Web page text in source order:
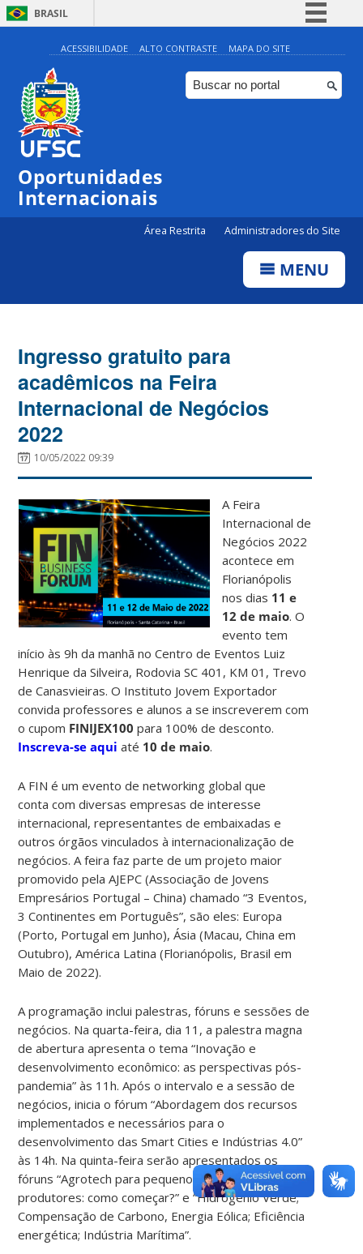
BRASIL
Simplifique!
Comunica BR
Participe
ACESSIBILIDADE ALTO CONTRASTE MAPA DO SITE
Oportunidades
Internacionais
Área Restrita Administradores do Site
MENU
Ingresso gratuito para
acadêmicos na Feira
Internacional de Negócios
2022
10/05/2022 09:39
A Feira
Internacional de
Negócios 2022
acontece em
Florianópolis
nos dias 11 e
12 de maio. O
evento tem
início às 9h da manhã no Centro de Eventos Luiz
Henrique da Silveira, Rodovia SC 401, KM 01, Trevo
de Canasvieiras. O Instituto Jovem Exportador
convida professores e alunos a se inscreverem com
o cupom FINIJEX100 para 100% de desconto.
Inscreva-se aqui até 10 de maio.
A FIN é um evento de networking global que
conta com diversas empresas de interesse
internacional, representantes de embaixadas e
outros órgãos vinculados à internacionalização de
negócios. A feira faz parte de um projeto maior
promovido pela AJEPC (Associação de Jovens
Empresários Portugal – China) chamado “3 Eventos,
3 Continentes em Português”, são eles: Europa
(Porto, Portugal em Junho), Ásia (Macau, China em
Outubro), América Latina (Florianópolis, Brasil em
Maio de 2022).
A programação inclui palestras, fóruns e sessões de
negócios. Na quarta-feira, dia 11, a palestra magna
de abertura apresenta o tema “Inovação e
desenvolvimento econômico: as perspectivas pós-
pandemia” às 11h. Após o intervalo e a sessão de
negócios, inicia o fórum “Abordagem dos recursos
implementados e necessários para o
desenvolvimento das Smart Cities e Indústrias 4.0”
às 14h. Na quinta-feira serão apresentados os
fóruns “Agrotech para pequenos e médios
produtores: como começar?” e “Hidrogênio Verde;
Compensação de Carbono, Energia Eólica; Eficiência
energética; Indústria Marítima”.